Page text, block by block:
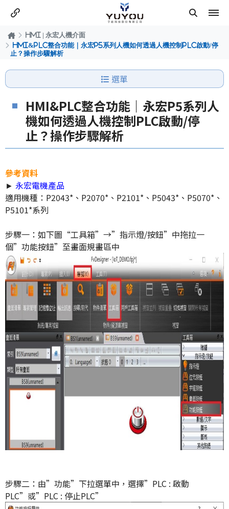
HMI | 永宏人機介面
HMI&PLC整合功能｜永宏P5系列人機如何透過人機控制PLC啟動/停
止？操作步驟解析
選單
HMI&PLC整合功能｜永宏P5系列人
機如何透過人機控制PLC啟動/停
止？操作步驟解析
參考資料
► 永宏電機產品
適用機種：P2043*、P2070*、P2101*、P5043*、P5070*、
P5101*系列
步驟一：如下圖“工具箱”→”指示燈/按鈕”中拖拉一
個”功能按鈕”至畫面規畫區中
步驟二：由”功能”下拉選單中，選擇”PLC : 啟動
PLC”或”PLC : 停止PLC”